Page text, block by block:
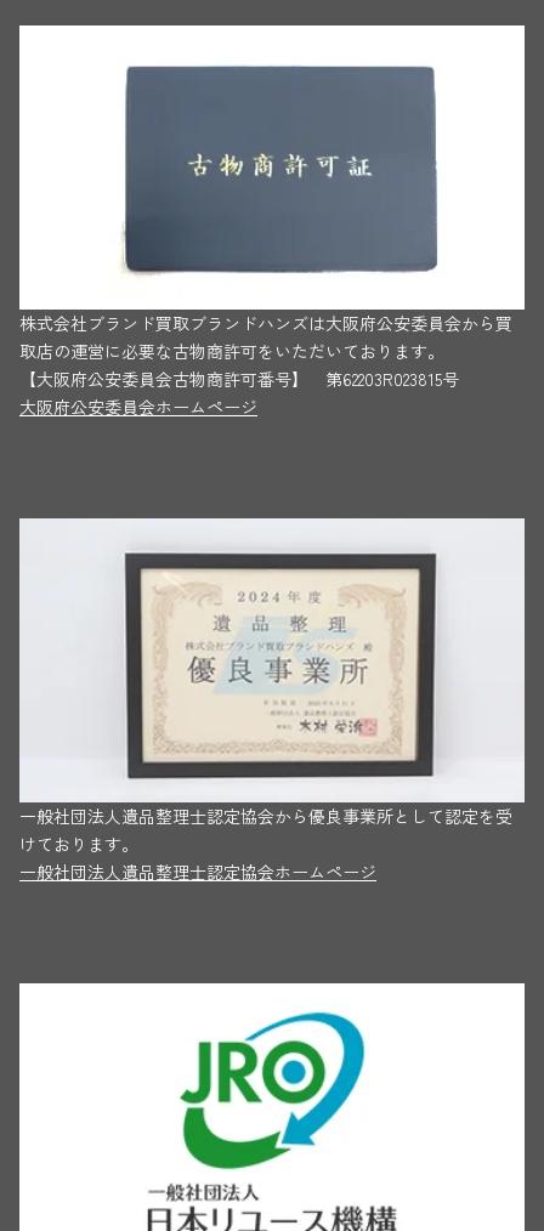
株式会社ブランド買取ブランドハンズは大阪府公安委員会から買
取店の運営に必要な古物商許可をいただいております。
【大阪府公安委員会古物商許可番号】 第62203R023815号
大阪府公安委員会ホームページ
一般社団法人遺品整理士認定協会から優良事業所として認定を受
けております。
一般社団法人遺品整理士認定協会ホームページ